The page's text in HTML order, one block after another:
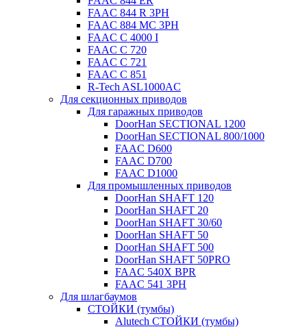
FAAC 844 R 3PH
FAAC 884 MC 3PH
FAAC C 4000 I
FAAC C 720
FAAC C 721
FAAC C 851
R-Tech ASL1000AC
Для секционных приводов
Для гаражных приводов
DoorHan SECTIONAL 1200
DoorHan SECTIONAL 800/1000
FAAC D600
FAAC D700
FAAC D1000
Для промышленных приводов
DoorHan SHAFT 120
DoorHan SHAFT 20
DoorHan SHAFT 30/60
DoorHan SHAFT 50
DoorHan SHAFT 500
DoorHan SHAFT 50PRO
FAAC 540X BPR
FAAC 541 3PH
Для шлагбаумов
СТОЙКИ (тумбы)
Alutech СТОЙКИ (тумбы)